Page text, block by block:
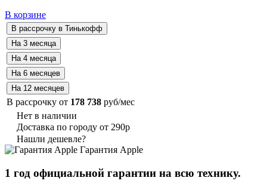
В корзине
В рассрочку от 178 738 руб/мес
Нет в наличии
Доставка по городу от 290р
Нашли дешевле?
Гарантия Apple
1 год официальной гарантии на всю технику.